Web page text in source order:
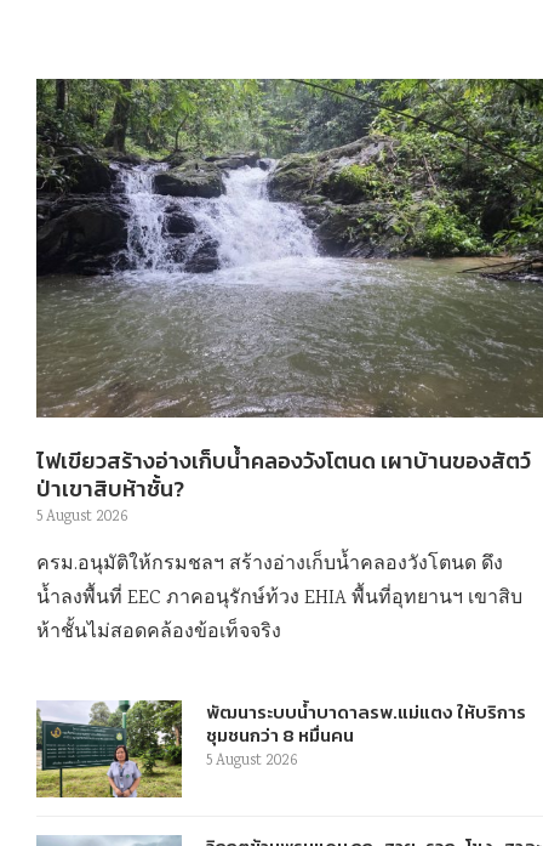
ไฟเขียวสร้างอ่างเก็บน้ำคลองวังโตนด เผาบ้านของสัตว์
ป่าเขาสิบห้าชั้น?
5 August 2026
ครม.อนุมัติให้กรมชลฯ สร้างอ่างเก็บน้ำคลองวังโตนด ดึง
น้ำลงพื้นที่ EEC ภาคอนุรักษ์ท้วง EHIA พื้นที่อุทยานฯ เขาสิบ
ห้าชั้นไม่สอดคล้องข้อเท็จจริง
พัฒนาระบบน้ำบาดาลรพ.แม่แตง ให้บริการ
ชุมชนกว่า 8 หมื่นคน
5 August 2026